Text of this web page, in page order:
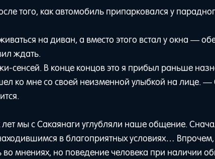
того, как автомобиль припарковался у
на диван, а вместо этого встал у окна —
ждать.
сенсей. В конце концов это я прибыл раньше
ко мне со своей неизменной улыбкой на лице. —
мы с Сакаянаги углубляли наше общение.
в благоприятных условиях… Впрочем,
мнениях, но поведение человека при наличии